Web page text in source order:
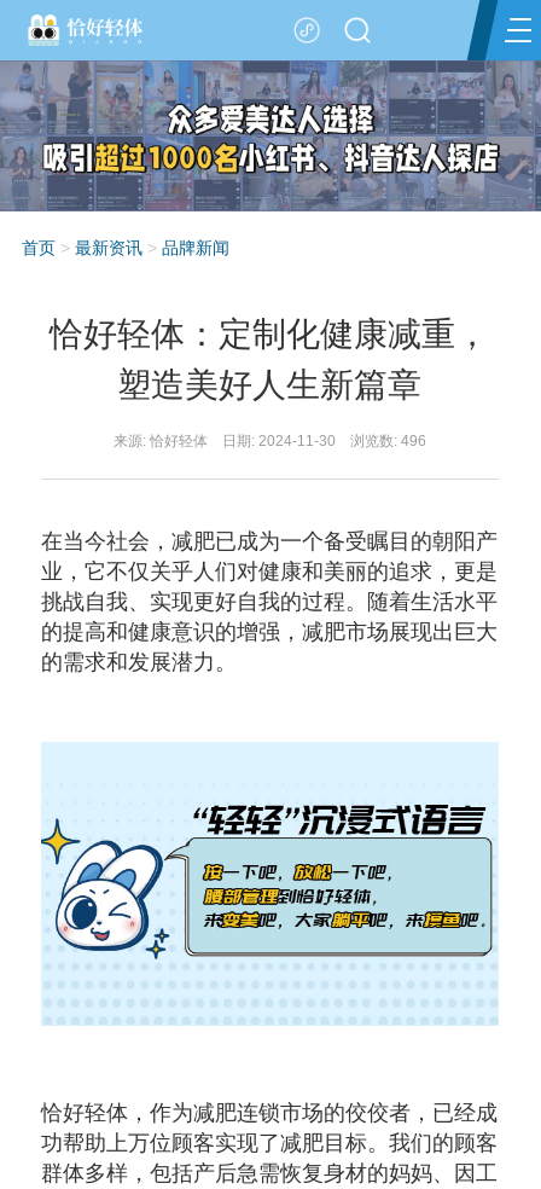
首页> 最新资讯> 品牌新闻
恰好轻体：定制化健康减重，
塑造美好人生新篇章
来源: 恰好轻体 日期: 2024-11-30 浏览数: 496
在当今社会，减肥已成为一个备受瞩目的朝阳产
业，它不仅关乎人们对健康和美丽的追求，更是
挑战自我、实现更好自我的过程。随着生活水平
的提高和健康意识的增强，减肥市场展现出巨大
的需求和发展潜力。
恰好轻体，作为减肥连锁市场的佼佼者，已经成
功帮助上万位顾客实现了减肥目标。我们的顾客
群体多样，包括产后急需恢复身材的妈妈、因工